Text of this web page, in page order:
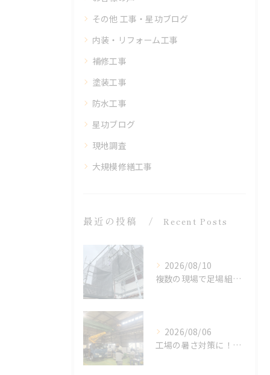
その他 工事・星功ブログ
内装・リフォーム工事
補修工事
塗装工事
防水工事
星功ブログ
現地調査
大規模修繕工事
最近の投稿 Recent Posts
2026/08/10
複数の現場で足場組立が完了！塗装工事に向けて準備が進んでいます【足場】
2026/08/06
工場の暑さ対策に！遮熱塗料「アドクールAQUA」施工前の温度測定を設置